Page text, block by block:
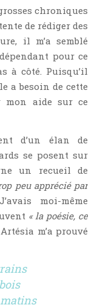
chroniques
de rédiger des
il m’a semblé
pour ce
à côté. Puisqu’il
a besoin de cette
aide sur ce
d’un élan de
se posent sur
un recueil de
peu apprécié par
moi-même
« la poésie, ce
m’a prouvé